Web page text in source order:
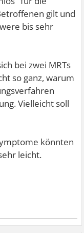
gilt und
bis sehr
bei zwei MRTs
so ganz, warum
Vielleicht soll
könnten
leicht.